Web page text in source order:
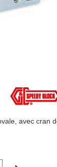
avec cran
pour